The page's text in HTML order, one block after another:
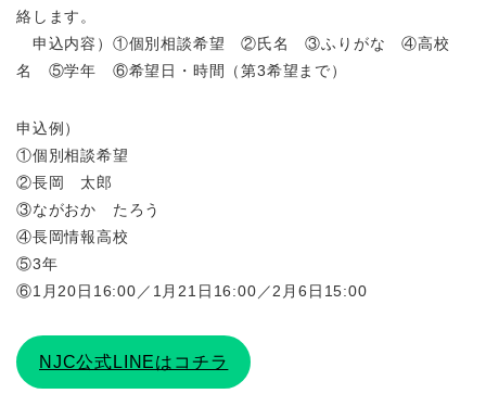
絡します。
申込内容）①個別相談希望 ②氏名 ③ふりがな ④高校
名 ⑤学年 ⑥希望日・時間（第3希望まで）
申込例）
①個別相談希望
②長岡 太郎
③ながおか たろう
④長岡情報高校
⑤3年
⑥1月20日16:00／1月21日16:00／2月6日15:00
NJC公式LINEはコチラ